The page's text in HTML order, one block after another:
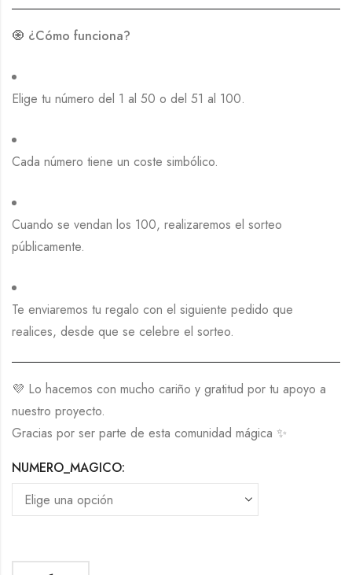
🧿 ¿Cómo funciona?
Elige tu número del 1 al 50 o del 51 al 100.
Cada número tiene un coste simbólico.
Cuando se vendan los 100, realizaremos el sorteo
públicamente.
Te enviaremos tu regalo con el siguiente pedido que
realices, desde que se celebre el sorteo.
💜 Lo hacemos con mucho cariño y gratitud por tu apoyo a
nuestro proyecto.
Gracias por ser parte de esta comunidad mágica ✨
NUMERO_MAGICO: